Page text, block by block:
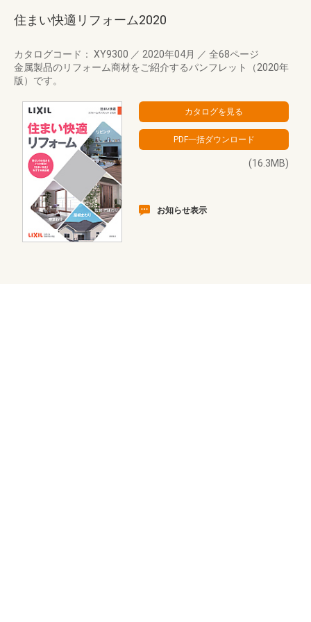
住まい快適リフォーム2020
カタログコード： XY9300 ／ 2020年04月 ／ 全68ページ
金属製品のリフォーム商材をご紹介するパンフレット（2020年
版）です。
(16.3MB)
お知らせ表示